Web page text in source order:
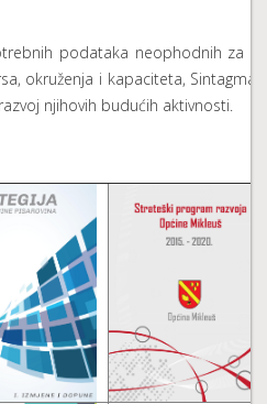
podataka neophodnih za
okruženja i kapaciteta,
njihovih budućih aktivnosti.